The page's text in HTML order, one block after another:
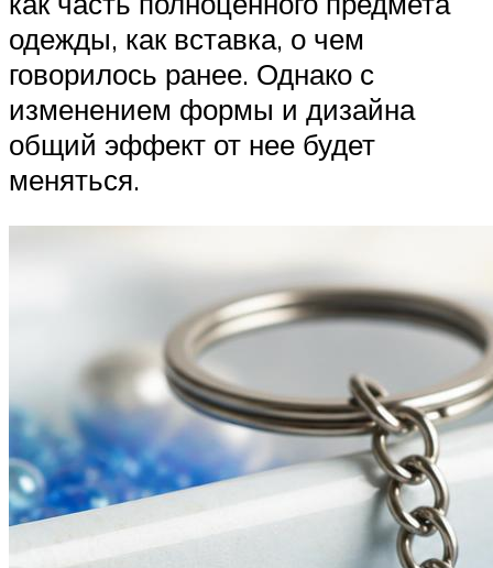
одежды, как вставка, о чем
говорилось ранее. Однако с
изменением формы и дизайна
общий эффект от нее будет
меняться.